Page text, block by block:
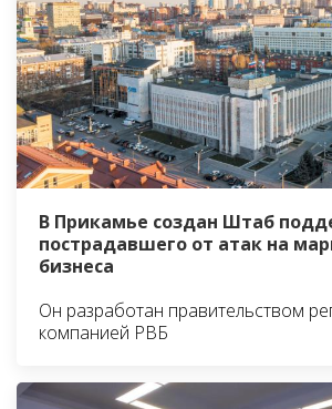
В Прикамье создан Штаб
пострадавшего от атак на
бизнеса
Он разработан правительством
компанией РВБ